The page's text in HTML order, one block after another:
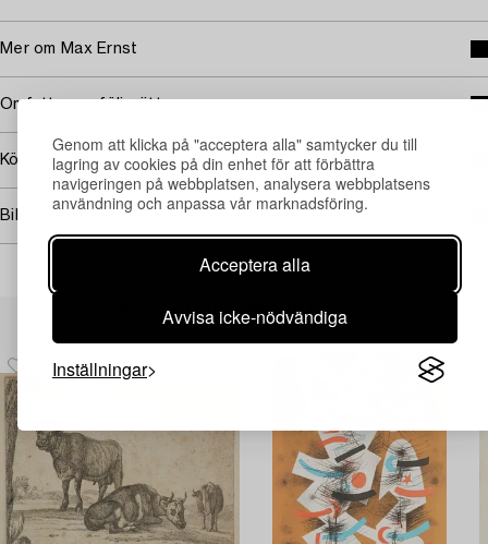
Genom att klicka på "acceptera alla" samtycker du till
lagring av cookies på din enhet för att förbättra
navigeringen på webbplatsen, analysera webbplatsens
användning och anpassa vår marknadsföring.
Acceptera alla
Avvisa icke-nödvändiga
Inställningar
Mer om Max Ernst
Omfattas av följerätt
Köpinformation
Bildrättigheter
Andra har även tittat på